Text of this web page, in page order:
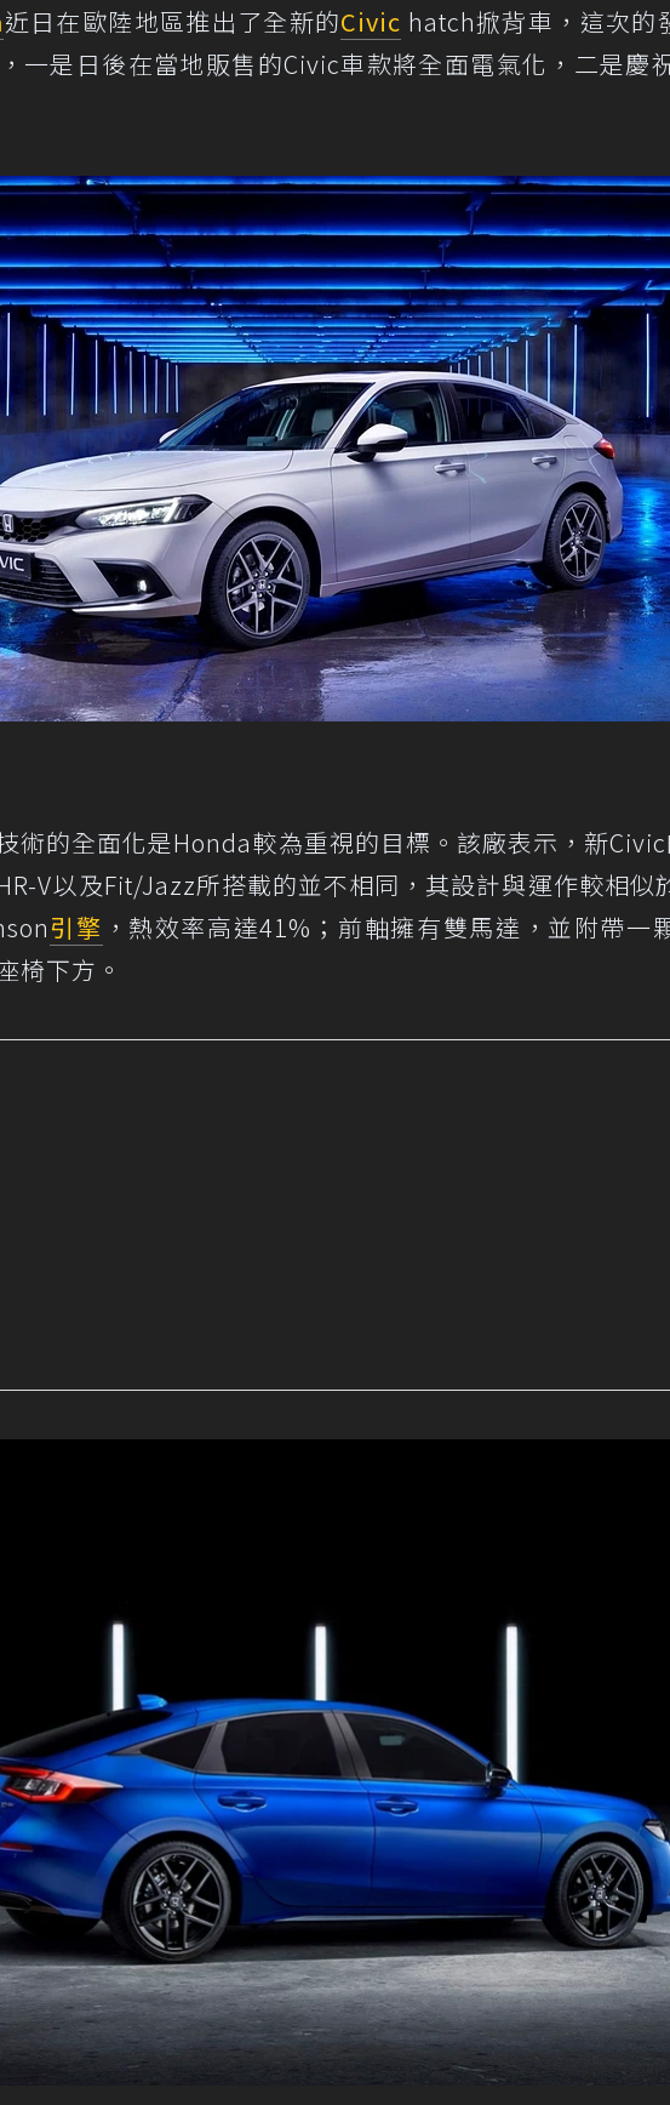
近日在歐陸地區推出了全新的Civic hatch掀背車，這次的
一是日後在當地販售的Civic車款將全面電氣化，二是慶
術的全面化是Honda較為重視的目標。該廠表示，新Civic
V以及Fit/Jazz所搭載的並不相同，其設計與運作較相似
引擎 ，熱效率高達41%；前軸擁有雙馬達，並附帶一
椅下方。